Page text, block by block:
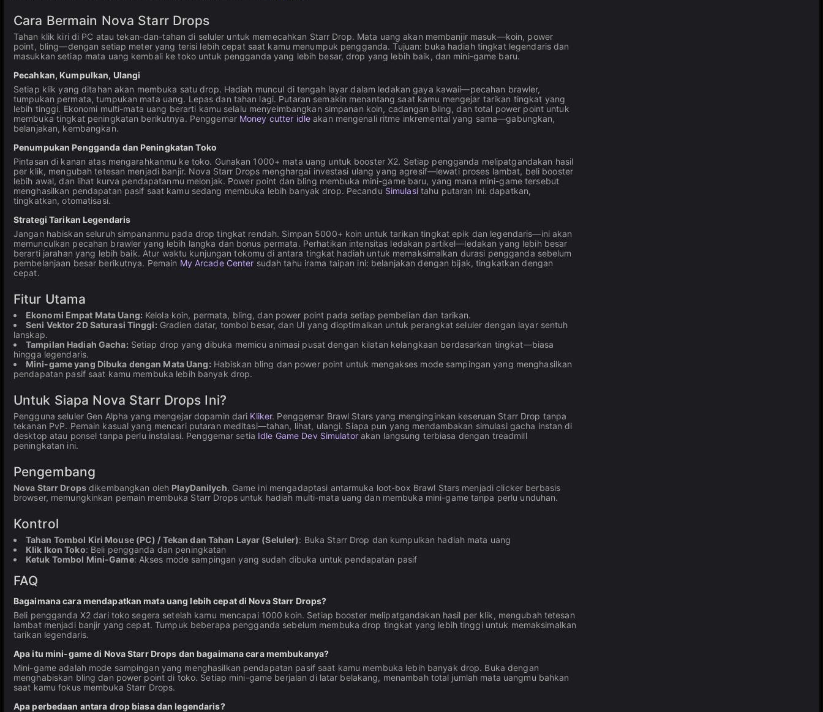
Cara Bermain Nova Starr Drops
Tahan klik kiri di PC atau tekan-dan-tahan di seluler untuk memecahkan Starr Drop. Mata uang akan membanjir masuk—koin, power
point, bling—dengan setiap meter yang terisi lebih cepat saat kamu menumpuk pengganda. Tujuan: buka hadiah tingkat legendaris dan
masukkan setiap mata uang kembali ke toko untuk pengganda yang lebih besar, drop yang lebih baik, dan mini-game baru.
Pecahkan, Kumpulkan, Ulangi
Setiap klik yang ditahan akan membuka satu drop. Hadiah muncul di tengah layar dalam ledakan gaya kawaii—pecahan brawler,
tumpukan permata, tumpukan mata uang. Lepas dan tahan lagi. Putaran semakin menantang saat kamu mengejar tarikan tingkat yang
lebih tinggi. Ekonomi multi-mata uang berarti kamu selalu menyeimbangkan simpanan koin, cadangan bling, dan total power point untuk
membuka tingkat peningkatan berikutnya. Penggemar Money cutter idle akan mengenali ritme inkremental yang sama—gabungkan,
belanjakan, kembangkan.
Penumpukan Pengganda dan Peningkatan Toko
Pintasan di kanan atas mengarahkanmu ke toko. Gunakan 1000+ mata uang untuk booster X2. Setiap pengganda melipatgandakan hasil
per klik, mengubah tetesan menjadi banjir. Nova Starr Drops menghargai investasi ulang yang agresif—lewati proses lambat, beli booster
lebih awal, dan lihat kurva pendapatanmu melonjak. Power point dan bling membuka mini-game baru, yang mana mini-game tersebut
menghasilkan pendapatan pasif saat kamu sedang membuka lebih banyak drop. Pecandu Simulasitahu putaran ini: dapatkan,
tingkatkan, otomatisasi.
Strategi Tarikan Legendaris
Jangan habiskan seluruh simpananmu pada drop tingkat rendah. Simpan 5000+ koin untuk tarikan tingkat epik dan legendaris—ini akan
memunculkan pecahan brawler yang lebih langka dan bonus permata. Perhatikan intensitas ledakan partikel—ledakan yang lebih besar
berarti jarahan yang lebih baik. Atur waktu kunjungan tokomu di antara tingkat hadiah untuk memaksimalkan durasi pengganda sebelum
pembelanjaan besar berikutnya. Pemain My Arcade Center sudah tahu irama taipan ini: belanjakan dengan bijak, tingkatkan dengan
cepat.
Fitur Utama
Ekonomi Empat Mata Uang: Kelola koin, permata, bling, dan power point pada setiap pembelian dan tarikan.
Seni Vektor 2D Saturasi Tinggi: Gradien datar, tombol besar, dan UI yang dioptimalkan untuk perangkat seluler dengan layar sentuh
lanskap.
Tampilan Hadiah Gacha: Setiap drop yang dibuka memicu animasi pusat dengan kilatan kelangkaan berdasarkan tingkat—biasa
hingga legendaris.
Mini-game yang Dibuka dengan Mata Uang: Habiskan bling dan power point untuk mengakses mode sampingan yang menghasilkan
pendapatan pasif saat kamu membuka lebih banyak drop.
Untuk Siapa Nova Starr Drops Ini?
Pengguna seluler Gen Alpha yang mengejar dopamin dari Kliker. Penggemar Brawl Stars yang menginginkan keseruan Starr Drop tanpa
tekanan PvP. Pemain kasual yang mencari putaran meditasi—tahan, lihat, ulangi. Siapa pun yang mendambakan simulasi gacha instan di
desktop atau ponsel tanpa perlu instalasi. Penggemar setia Idle Game Dev Simulatorakan langsung terbiasa dengan treadmill
peningkatan ini.
Pengembang
Nova Starr Dropsdikembangkan oleh PlayDanilych. Game ini mengadaptasi antarmuka loot-box Brawl Stars menjadi clicker berbasis
browser, memungkinkan pemain membuka Starr Drops untuk hadiah multi-mata uang dan membuka mini-game tanpa perlu unduhan.
Kontrol
Tahan Tombol Kiri Mouse (PC) / Tekan dan Tahan Layar (Seluler): Buka Starr Drop dan kumpulkan hadiah mata uang
Klik Ikon Toko: Beli pengganda dan peningkatan
Ketuk Tombol Mini-Game: Akses mode sampingan yang sudah dibuka untuk pendapatan pasif
FAQ
Bagaimana cara mendapatkan mata uang lebih cepat di Nova Starr Drops?
Beli pengganda X2 dari toko segera setelah kamu mencapai 1000 koin. Setiap booster melipatgandakan hasil per klik, mengubah tetesan
lambat menjadi banjir yang cepat. Tumpuk beberapa pengganda sebelum membuka drop tingkat yang lebih tinggi untuk memaksimalkan
tarikan legendaris.
Apa itu mini-game di Nova Starr Drops dan bagaimana cara membukanya?
Mini-game adalah mode sampingan yang menghasilkan pendapatan pasif saat kamu membuka lebih banyak drop. Buka dengan
menghabiskan bling dan power point di toko. Setiap mini-game berjalan di latar belakang, menambah total jumlah mata uangmu bahkan
saat kamu fokus membuka Starr Drops.
Apa perbedaan antara drop biasa dan legendaris?